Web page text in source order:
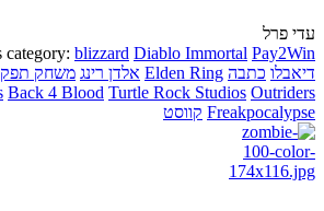
עדי פרל
category: blizzard Diablo Immortal Pay2Win
דיאבלו כתבה Elden Ring אלדן רינג משחק
Back 4 Blood Turtle Rock Studios Outriders
Freakpocalypse קווסט